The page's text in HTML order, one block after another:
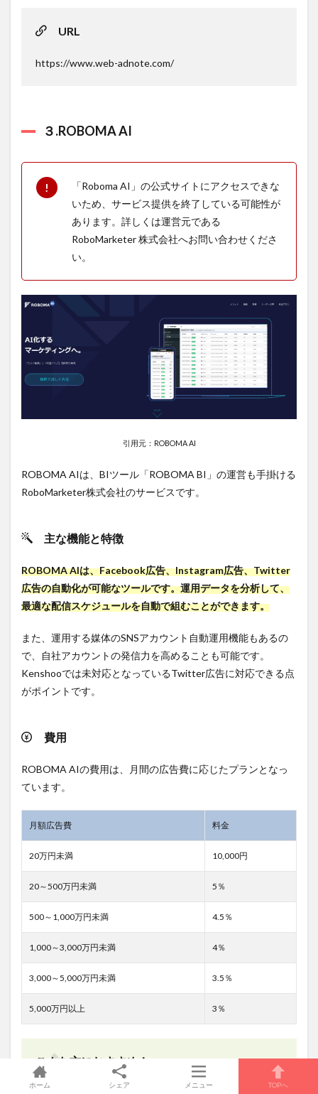
URL
https://www.web-adnote.com/
３.ROBOMA AI
「Roboma AI」の公式サイトにアクセスできな
いため、サービス提供を終了している可能性が
あります。詳しくは運営元である
RoboMarketer 株式会社へお問い合わせくださ
い。
引用元：ROBOMA AI
ROBOMA AIは、BIツール「ROBOMA BI」の運営も手掛ける
RoboMarketer株式会社のサービスです。
主な機能と特徴
ROBOMA AIは、Facebook広告、Instagram広告、Twitter
広告の自動化が可能なツールです。運用データを分析して、
最適な配信スケジュールを自動で組むことができます。
また、運用する媒体のSNSアカウント自動運用機能もあるの
で、自社アカウントの発信力を高めることも可能です。
Kenshooでは未対応となっているTwitter広告に対応できる点
がポイントです。
費用
ROBOMA AIの費用は、月間の広告費に応じたプランとなっ
ています。
月額広告費 料金
20万円未満 10,000円
20～500万円未満 5％
500～1,000万円未満 4.5％
1,000～3,000万円未満 4％
3,000～5,000万円未満 3.5％
5,000万円以上 3％
こんな方におすすめ！
ホーム シェア メニュー TOPへ